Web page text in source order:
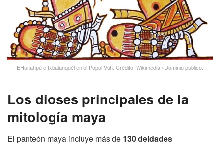
EHunahpú e Ixbalanquél en el Popol Vuh. Crédito: Wikimedia / Dominio público.
Los dioses principales de la
mitología maya
El panteón maya incluye más de 130 deidades